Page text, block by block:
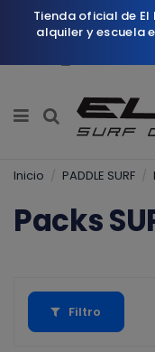
Inicio PADDLE SURF
Packs
Filtro
Tienda oficial de
alquiler y escuela